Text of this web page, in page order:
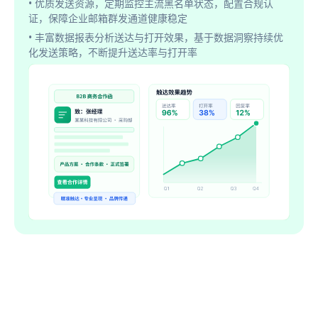
• 优质发送资源，定期监控主流黑名单状态，配置合规认
证，保障企业邮箱群发通道健康稳定
• 丰富数据报表分析送达与打开效果，基于数据洞察持续优
化发送策略，不断提升送达率与打开率